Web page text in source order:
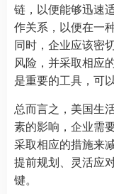
链，以便能够迅速
作关系，以便在一
同时，企业应该密
风险，并采取相应
是重要的工具，可
总而言之，美国生
素的影响，企业需
采取相应的措施来
提前规划、灵活应
键。